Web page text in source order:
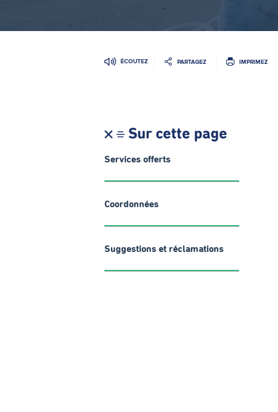
ÉCOUTEZ PARTAGEZ IMPRIMEZ
Sur cette page
Services offerts
Coordonnées
Suggestions et réclamations